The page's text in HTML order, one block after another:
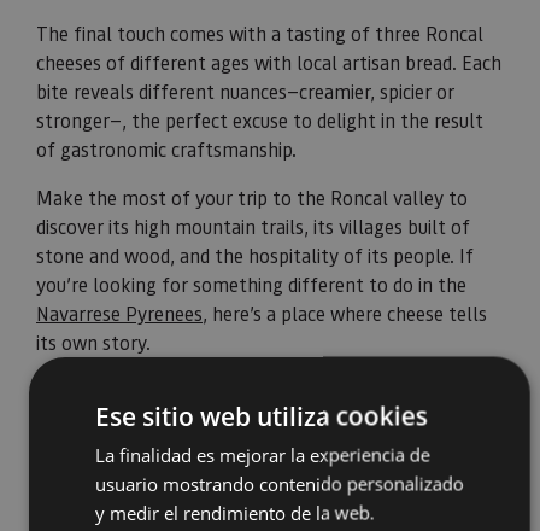
The final touch comes with a tasting of three Roncal
cheeses of different ages with local artisan bread. Each
bite reveals different nuances—creamier, spicier or
stronger—, the perfect excuse to delight in the result
of gastronomic craftsmanship.
Make the most of your trip to the Roncal valley to
discover its high mountain trails, its villages built of
stone and wood, and the hospitality of its people. If
you’re looking for something different to do in the
Navarrese Pyrenees, here’s a place where cheese tells
its own story.
Ese sitio web utiliza cookies
La finalidad es mejorar la experiencia de
usuario mostrando contenido personalizado
y medir el rendimiento de la web.